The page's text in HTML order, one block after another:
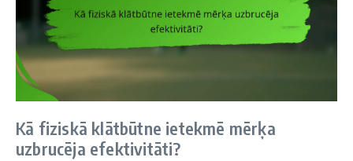
Kā fiziskā klātbūtne ietekmē mērķa
uzbrucēja efektivitāti?